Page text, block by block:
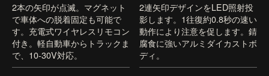
2本の矢印が点滅。マグネット
で車体への脱着固定も可能で
す。充電式ワイヤレスリモコン
付き。軽自動車からトラックま
で、10-30V対応。
2連矢印デザインをLED照射投
影します。1往復約0.8秒の速い
動作により注意を促します。錆
腐食に強いアルミダイカストボ
ディ。